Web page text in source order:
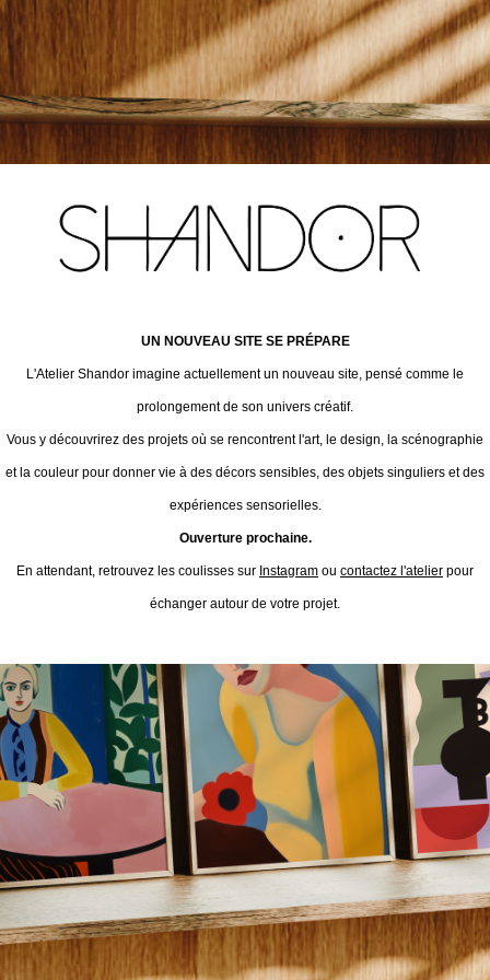
UN NOUVEAU SITE SE PRÉPARE
L'Atelier Shandor imagine actuellement un nouveau site, pensé comme le
prolongement de son univers créatif.
Vous y découvrirez des projets où se rencontrent l'art, le design, la scénographie
et la couleur pour donner vie à des décors sensibles, des objets singuliers et des
expériences sensorielles.
Ouverture prochaine.
En attendant, retrouvez les coulisses sur Instagram ou contactez l'atelier pour
échanger autour de votre projet.